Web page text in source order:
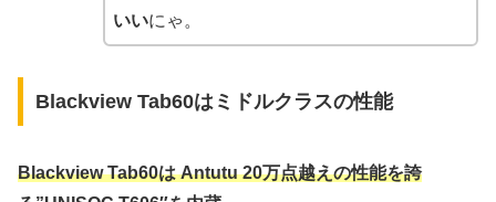
いいにゃ。
Blackview Tab60はミドルクラスの性能
Blackview Tab60は Antutu 20万点越えの性能を誇